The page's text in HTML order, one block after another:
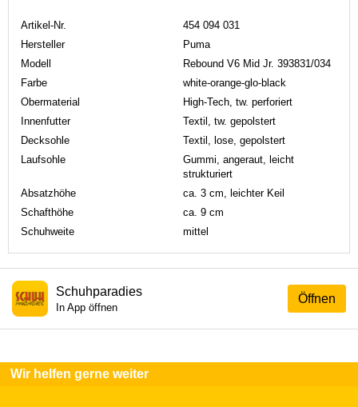
Artikel-Nr.
454 094 031
Hersteller
Puma
Modell
Rebound V6 Mid Jr. 393831/034
Farbe
white-orange-glo-black
Obermaterial
High-Tech, tw. perforiert
Innenfutter
Textil, tw. gepolstert
Decksohle
Textil, lose, gepolstert
Laufsohle
Gummi, angeraut, leicht
strukturiert
Absatzhöhe
ca. 3 cm, leichter Keil
Schafthöhe
ca. 9 cm
Schuhweite
mittel
Öffnen
Schuhparadies
In App öffnen
Wir helfen gerne weiter